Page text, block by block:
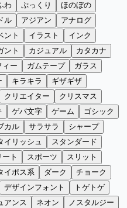
わ ぷっくり
ほのぼの
ル アジアン
アナログ
ント イラスト
インク
ント カジュアル
カタカナ
ィー ガムテープ
ガラス
キラキラ
ギザギザ
クリエイター
クリスマス
ゲバ文字 ゲーム
ゴシック
カル サラサラ
シャープ
イリッシュ
スタンダード
ト スポーツ
スリット
イポス系 ダーク
チョーク
デザインフォント
トゲトゲ
アンス ネオン
ノスタルジー